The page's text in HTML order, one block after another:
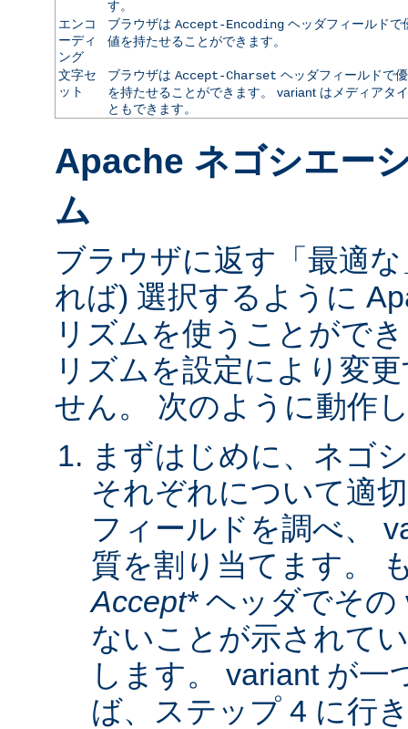
す。
エンコ
ーディ
ング
ブラウザは Accept-Encodingヘッダフィールドで
値を持たせることができます。
文字セ
ット
ブラウザは Accept-Charset ヘッダフィールドで
を持たせることができます。 variant はメディアタ
ともできます。
Apache ネゴシエー
ム
ブラウザに返す「最適
れば) 選択するように
リズムを使うことがで
リズムを設定により変
せん。 次のように動作
まずはじめに、ネゴ
それぞれについて適
フィールドを調べ、
質を割り当てます。
Accept*ヘッダでその
ないことが示されて
します。 variant が
ば、ステップ 4 に行